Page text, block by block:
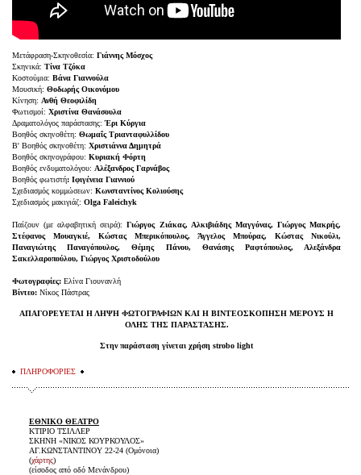
Μετάφραση-Σκηνοθεσία: Γιάννης Μόσχος
Σκηνικά: Τίνα Τζόκα
Κοστούμια: Βάνα Γιαννούλα
Μουσική: Θοδωρής Οικονόμου
Κίνηση: Ανθή Θεοφιλίδη
Φωτισμοί: Χριστίνα Θανάσουλα
Δραματολόγος παράστασης:Έρι Κύργια
Βοηθός σκηνοθέτη: Θωμαΐς Τριανταφυλλίδου
Β' Βοηθός σκηνοθέτη: Χριστιάννα Δημητρά
Βοηθός σκηνογράφου: Κυριακή Φόρτη
Βοηθός ενδυματολόγου: Αλέξανδρος Γαρνάβος
Βοηθός φωτιστή: Ιφιγένεια Γιαννιού
Σχεδιασμός κομμώσεων: Κωνσταντίνος Κολιούσης
Σχεδιασμός μακιγιάζ: Olga Faleichyk
Παίζουν (με αλφαβητική σειρά):Γιώργος Ζιάκας, Αλκιβιάδης Μαγγόνας, Γιώργος Μακρής,
Στέφανος Μουαγκιέ, Κώστας Μπερικόπουλος, Άγγελος Μπούρας, Κώστας Νικούλι,
Παναγιώτης Παναγόπουλος, Θέμης Πάνου, Θανάσης Ραφτόπουλος, Αλεξάνδρα
Σακελλαροπούλου, Γιώργος Χριστοδούλου
Φωτογραφίες: Ελίνα Γιουνανλή
Βίντεο: Νίκος Πάστρας
ΑΠΑΓΟΡΕΥΕΤΑΙ Η ΛΗΨΗ ΦΩΤΟΓΡΑΦΙΩΝ ΚΑΙ Η ΒΙΝΤΕΟΣΚΟΠΗΣΗ ΜΕΡΟΥΣ Η
ΟΛΗΣ ΤΗΣ ΠΑΡΑΣΤΑΣΗΣ.
Στην παράσταση γίνεται χρήση strobo light
ΠΛΗΡΟΦΟΡΙΕΣ
ΕΘΝΙΚΟ ΘΕΑΤΡΟ
ΚΤΙΡΙΟ ΤΣΙΛΛΕΡ
ΣΚΗΝΗ «ΝΙΚΟΣ ΚΟΥΡΚΟΥΛΟΣ»
ΑΓ.ΚΩΝΣΤΑΝΤΙΝΟΥ 22-24 (Ομόνοια)
(χάρτης)
(είσοδος από οδό Μενάνδρου)